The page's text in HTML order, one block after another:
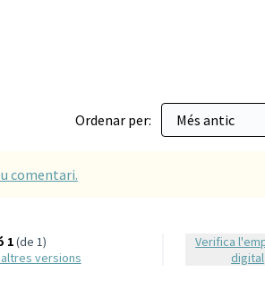
Ordenar per:
comentari.
1(de 1)
altres versions
Verifica l'empremta
digital